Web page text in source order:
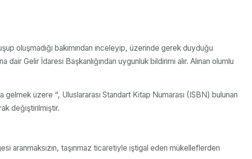
oluşmadığı bakımından inceleyip, üzerinde gerek duyduğu
Gelir İdaresi Başkanlığından uygunluk bildirimi alır. Alınan olumlu
üzere “, Uluslararası Standart Kitap Numarası (ISBN) bulunan
değiştirilmiştir.
aranmaksızın, taşınmaz ticaretiyle iştigal eden mükelleflerden